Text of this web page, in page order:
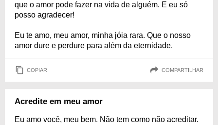
que o amor pode fazer na vida de alguém. E eu só
posso agradecer!
Eu te amo, meu amor, minha jóia rara. Que o nosso
amor dure e perdure para além da eternidade.
COPIAR COMPARTILHAR
Acredite em meu amor
Eu amo você, meu bem. Não tem como não acreditar.